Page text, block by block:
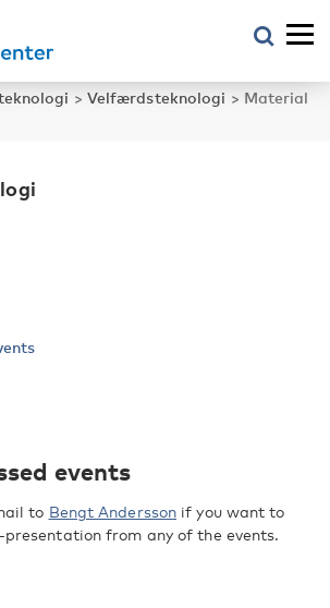
> Velfærdsteknologi > Material
events
to Bengt Andersson if you want to
from any of the events.